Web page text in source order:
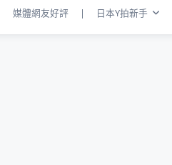
媒體網友好評 | 日本Y拍新手